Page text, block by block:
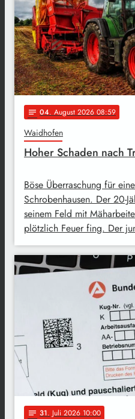
notes 04. August 2026 08:59
Waidhofen
Hoher Schaden nach
Böse Überraschung für
Schrobenhausen. Der 20-
seinem Feld mit
plötzlich Feuer fing. Der
notes 31. Juli 2026 10:00